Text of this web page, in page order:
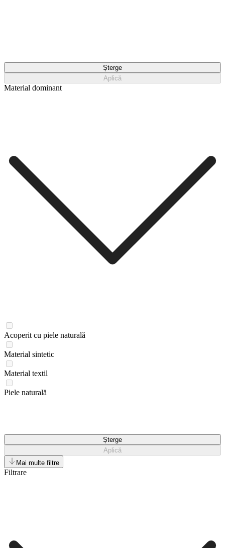
Șterge
Aplică
Material dominant
Acoperit cu piele naturală
Material sintetic
Material textil
Piele naturală
Șterge
Aplică
Mai multe filtre
Filtrare